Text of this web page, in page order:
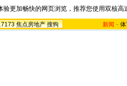
验更加畅快的网页浏览，推荐您使用双核高
焦点房地产 搜狗 新闻 -